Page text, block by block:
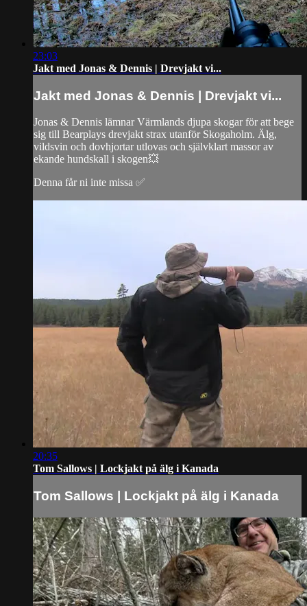
23:03
Jakt med Jonas & Dennis | Drevjakt vi...
Jakt med Jonas & Dennis | Drevjakt vi...
Jonas & Dennis lämnar Värmlands djupa skogar för att bege
sig till Bearplays drevjakt strax utanför Skogaholm. Älg,
vildsvin och dovhjortar utlovas och självklart massor av
ekande hundskall i skogen💥
Denna får ni inte missa ✅
20:35
Tom Sallows | Lockjakt på älg i Kanada
Tom Sallows | Lockjakt på älg i Kanada